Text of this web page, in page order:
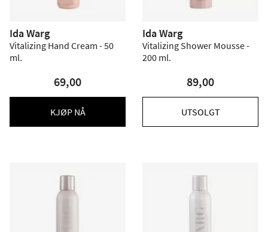
Ida Warg
Vitalizing Hand Cream - 50
ml.
69,00
KJØP NÅ
Ida Warg
Vitalizing Shower Mousse -
200 ml.
89,00
UTSOLGT